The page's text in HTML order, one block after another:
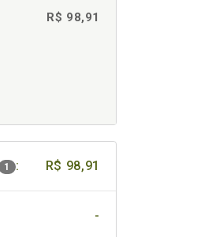
R$ 98,91
1 : R$ 98,91
-